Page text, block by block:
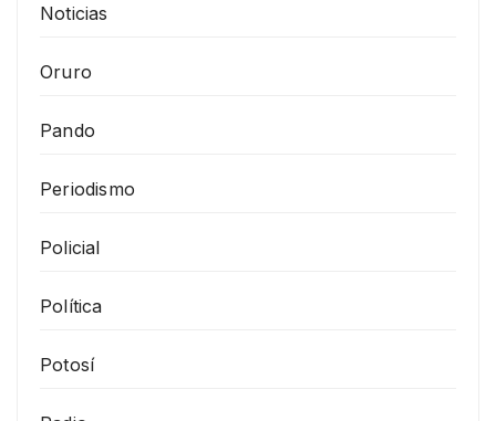
Noticias
Oruro
Pando
Periodismo
Policial
Política
Potosí